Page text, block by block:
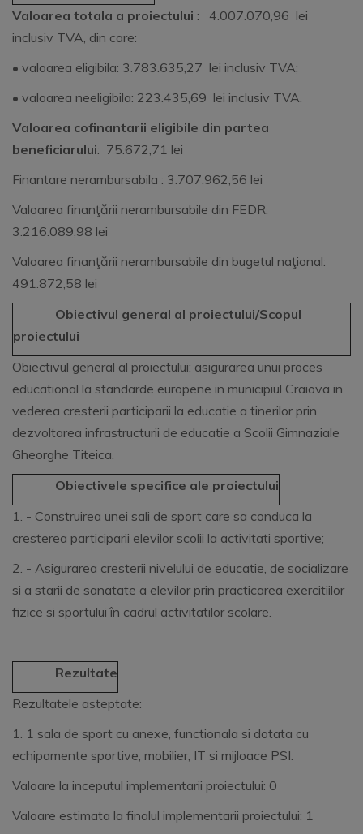
Valoarea totala a proiectului : 4.007.070,96 lei
inclusiv TVA, din care:
• valoarea eligibila: 3.783.635,27 lei inclusiv TVA;
• valoarea neeligibila: 223.435,69 lei inclusiv TVA.
Valoarea cofinantarii eligibile din partea
beneficiarului: 75.672,71 lei
Finantare nerambursabila : 3.707.962,56 lei
Valoarea finanţării nerambursabile din FEDR:
3.216.089,98 lei
Valoarea finanţării nerambursabile din bugetul naţional:
491.872,58 lei
Obiectivul general al proiectului/Scopul
proiectului
Obiectivul general al proiectului: asigurarea unui proces
educational la standarde europene in municipiul Craiova in
vederea cresterii participarii la educatie a tinerilor prin
dezvoltarea infrastructurii de educatie a Scolii Gimnaziale
Gheorghe Titeica.
Obiectivele specifice ale proiectului
1. - Construirea unei sali de sport care sa conduca la
cresterea participarii elevilor scolii la activitati sportive;
2. - Asigurarea cresterii nivelului de educatie, de socializare
si a starii de sanatate a elevilor prin practicarea exercitiilor
fizice si sportului în cadrul activitatilor scolare.
Rezultate
Rezultatele asteptate:
1. 1 sala de sport cu anexe, functionala si dotata cu
echipamente sportive, mobilier, IT si mijloace PSI.
Valoare la inceputul implementarii proiectului: 0
Valoare estimata la finalul implementarii proiectului: 1